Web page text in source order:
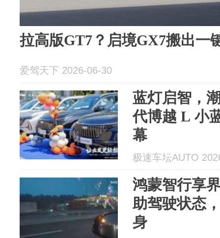
拉高版GT7？启境GX7搬出一
爱驾天下 2026-06-30
蓝灯启智，
代博越 L 小
幕
极速车坛AUTO
鸿蒙智行享
助驾驶状态
身